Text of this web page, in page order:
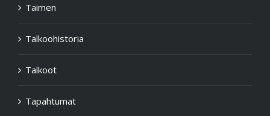
Taimen
Talkoohistoria
Talkoot
Tapahtumat